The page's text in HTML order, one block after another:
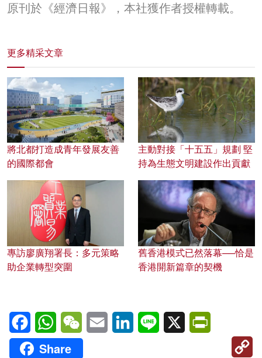
原刊於《經濟日報》，本社獲作者授權轉載。
更多精采文章
將北都打造成青年發展友善
的國際都會
主動對接「十五五」規劃 堅
持為生態文明建設作出貢獻
專訪廖廣翔署長：多元策略
助企業轉型突圍
舊香港模式已然落幕──恰是
香港開新篇章的契機
FacebookWhatsAppWeChatEmail LinkedInLine X
Share